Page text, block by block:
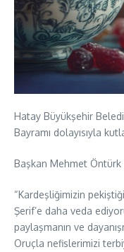
Hatay Büyükşehir
Bayramı dolayısıyla
Başkan Mehmet Öntürk
“Kardeşliğimizin
Şerif’e daha veda
paylaşmanın ve
Oruçla nefislerimizi